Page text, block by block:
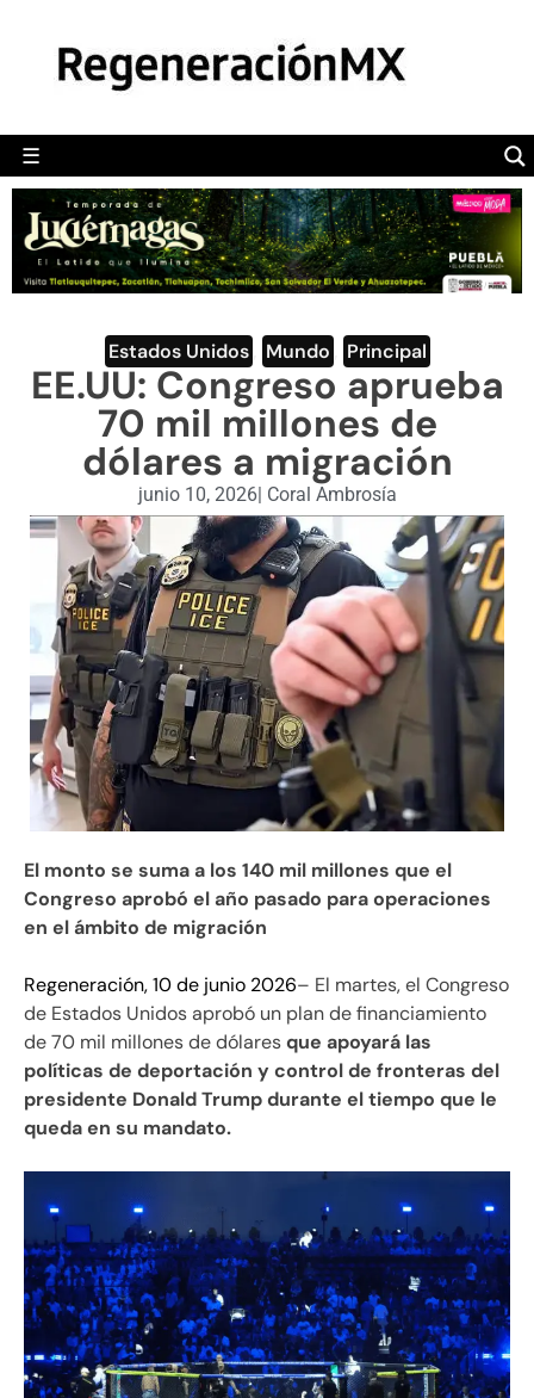
☰
POLÍTICA
CAMALEÓN
OPINIÓN
DEPORTES
ENGLISH SECTION
VIDEOS
Estados Unidos Mundo Principal
EE.UU: Congreso aprueba
70 mil millones de
dólares a migración
junio 10, 2026| Coral Ambrosía
El monto se suma a los 140 mil millones que el
Congreso aprobó el año pasado para operaciones
en el ámbito de migración
Regeneración, 10 de junio 2026– El martes, el Congreso
de Estados Unidos aprobó un plan de financiamiento
de 70 mil millones de dólaresque apoyará las
políticas de deportación y control de fronteras del
presidente Donald Trump durante el tiempo que le
queda en su mandato.